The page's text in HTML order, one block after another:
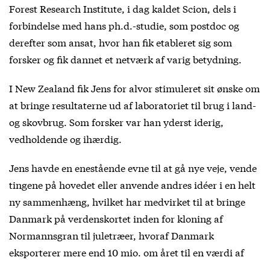
Forest Research Institute, i dag kaldet Scion, dels i
forbindelse med hans ph.d.-studie, som postdoc og
derefter som ansat, hvor han fik etableret sig som
forsker og fik dannet et netværk af varig betydning.
I New Zealand fik Jens for alvor stimuleret sit ønske om
at bringe resultaterne ud af laboratoriet til brug i land-
og skovbrug. Som forsker var han yderst iderig,
vedholdende og ihærdig.
Jens havde en enestående evne til at gå nye veje, vende
tingene på hovedet eller anvende andres idéer i en helt
ny sammenhæng, hvilket har medvirket til at bringe
Danmark på verdenskortet inden for kloning af
Normannsgran til juletræer, hvoraf Danmark
eksporterer mere end 10 mio. om året til en værdi af